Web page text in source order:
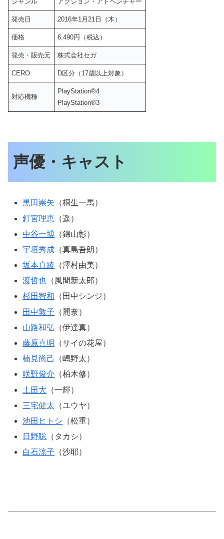
発売日 2016年1月21日（木）
価格 6,490円（税込）
発売・販売元 株式会社セガ
CERO D区分（17歳以上対象）
対応機種
PlayStation®4
PlayStation®3
声優・キャスト
黒田崇矢 （桐生一馬）
釘宮理恵 （遥）
中谷一博 （錦山彰）
宇垣秀成 （真島吾朗）
坂本真綾 （澤村由美）
渡哲也 （風間新太郎）
杉田智和
（田中シンジ）
田中敦子 （麗奈）
山路和弘 （伊達真）
藤原喜明
（サイの花屋）
楠見尚己
（嶋野太）
咲野俊介 （柏木修）
土田大 （一輝）
三宅健太 （ユウヤ）
池田ヒトシ （松重）
日野聡 （タカシ）
白石涼子 （沙耶）